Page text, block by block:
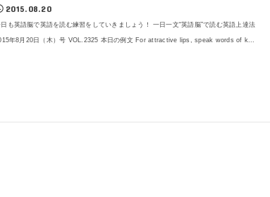
2015.08.20
も英語脳で英語を読む練習をしていきましょう！ 一日一文“英語脳”で読む英語上達法
年8月20日（木）号 VOL.2325 本日の例文 For attractive lips, speak words of k...